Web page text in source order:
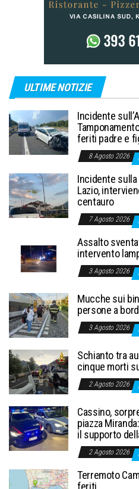
ULTIME NOTIZIE
Incidente
feriti padre e
8 Agosto 2026
Incidente sulla
Lazio,
centauro
7 Agosto 2026
Assalto
intervento
3 Agosto 2026
Mucche sui
persone a
3 Agosto 2026
Schianto tra
cinque morti
2 Agosto 2026
Cassino,
piazza
il supporto
2 Agosto 2026
Terremoto
feriti